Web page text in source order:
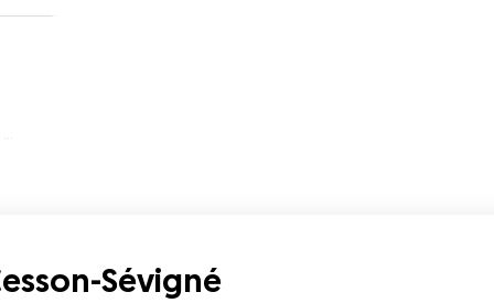
Sévigné